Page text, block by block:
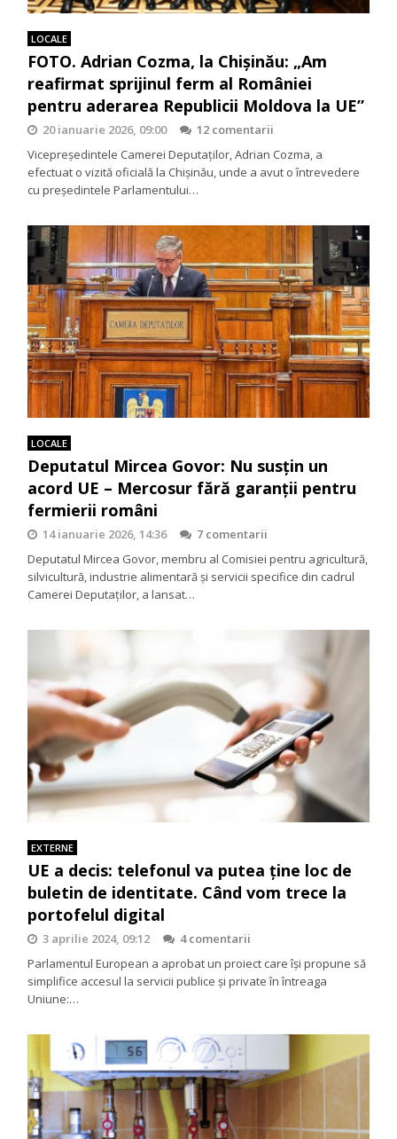
LOCALE
FOTO. Adrian Cozma, la Chișinău: „Am
reafirmat sprijinul ferm al României
pentru aderarea Republicii Moldova la UE”
20 ianuarie 2026, 09:00
12 comentarii
Vicepreședintele Camerei Deputaților, Adrian Cozma, a
efectuat o vizită oficială la Chișinău, unde a avut o întrevedere
cu președintele Parlamentului…
LOCALE
Deputatul Mircea Govor: Nu susțin un
acord UE – Mercosur fără garanții pentru
fermierii români
14 ianuarie 2026, 14:36
7 comentarii
Deputatul Mircea Govor, membru al Comisiei pentru agricultură,
silvicultură, industrie alimentară și servicii specifice din cadrul
Camerei Deputaților, a lansat…
EXTERNE
UE a decis: telefonul va putea ține loc de
buletin de identitate. Când vom trece la
portofelul digital
3 aprilie 2024, 09:12
4 comentarii
Parlamentul European a aprobat un proiect care își propune să
simplifice accesul la servicii publice și private în întreaga
Uniune:…